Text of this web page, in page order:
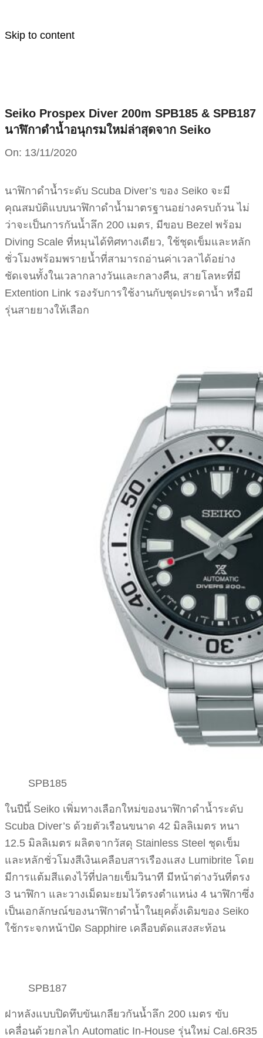
Skip to content
Seiko Prospex Diver 200m SPB185 & SPB187
นาฬิกาดำน้ำอนุกรมใหม่ล่าสุดจาก Seiko
On: 13/11/2020
นาฬิกาดำน้ำระดับ Scuba Diver’s ของ Seiko จะมี
คุณสมบัติแบบนาฬิกาดำน้ำมาตรฐานอย่างครบถ้วน ไม่
ว่าจะเป็นการกันน้ำลึก 200 เมตร, มีขอบ Bezel พร้อม
Diving Scale ที่หมุนได้ทิศทางเดียว, ใช้ชุดเข็มและหลัก
ชั่วโมงพร้อมพรายน้ำที่สามารถอ่านค่าเวลาได้อย่าง
ชัดเจนทั้งในเวลากลางวันและกลางคืน, สายโลหะที่มี
Extention Link รองรับการใช้งานกับชุดประดาน้ำ หรือมี
รุ่นสายยางให้เลือก
SPB185
ในปีนี้ Seiko เพิ่มทางเลือกใหม่ของนาฬิกาดำน้ำระดับ
Scuba Diver’s ด้วยตัวเรือนขนาด 42 มิลลิเมตร หนา
12.5 มิลลิเมตร ผลิตจากวัสดุ Stainless Steel ชุดเข็ม
และหลักชั่วโมงสีเงินเคลือบสารเรืองแสง Lumibrite โดย
มีการแต้มสีแดงไว้ที่ปลายเข็มวินาที มีหน้าต่างวันที่ตรง
3 นาฬิกา และวางเม็ดมะยมไว้ตรงตำแหน่ง 4 นาฬิกาซึ่ง
เป็นเอกลักษณ์ของนาฬิกาดำน้ำในยุคดั้งเดิมของ Seiko
ใช้กระจกหน้าปัด Sapphire เคลือบตัดแสงสะท้อน
SPB187
ฝาหลังแบบปิดทึบขันเกลียวกันน้ำลึก 200 เมตร ขับ
เคลื่อนด้วยกลไก Automatic In-House รุ่นใหม่ Cal.6R35